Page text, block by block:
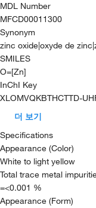
MDL Number
MFCD00011300
Synonym
zinc oxide|oxyde de
SMILES
O=[Zn]
InChI Key
XLOMVQKBTHCTTD-
더 보기
Specifications
Appearance (Color)
White to light yellow
Total trace metal
=<0.001 %
Appearance (Form)